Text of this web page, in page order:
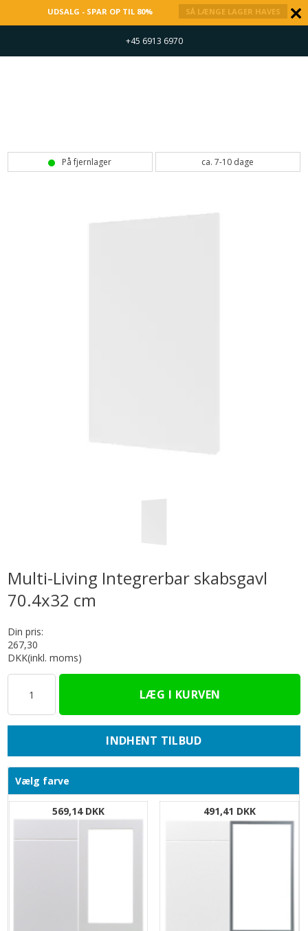
UDSALG - SPAR OP TIL 80% SÅ LÆNGE LAGER HAVES
+45 6913 6970
ca. 7-10 dage
På fjernlager
Multi-Living Integrerbar skabsgavl
70.4x32 cm
Din pris:
267,30
DKK(inkl. moms)
INDHENT TILBUD
Vælg farve
569,14 DKK 491,41 DKK